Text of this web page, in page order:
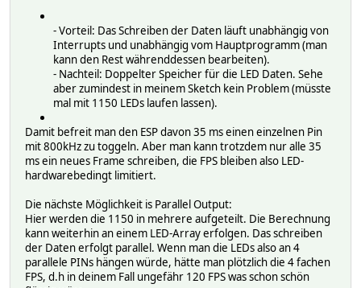
stripe_show();
delay(20);
void blinkerEffect() {
for(int i=xfrom; i<=yto; i++) {
stripe_setPixelColor(i,
}
stripe_show();
delay(myOn);
for(int i=xfrom; i<= yto; i++) {
stripe_setPixelColor(i, stripe_color(0,0,0));
stripe_show();
delay(myOff);
}
// Input a value 0 to 255 to get a color value.
// The colours are a transition r - g - b - back to r.
- Vorteil: Das Schreiben der Daten läuft unabhängig von
Interrupts und unabhängig vom Hauptprogramm (man
kann den Rest währenddessen bearbeiten).
- Nachteil: Doppelter Speicher für die LED Daten. Sehe
aber zumindest in meinem Sketch kein Problem (müsste
mal mit 1150 LEDs laufen lassen).
Damit befreit man den ESP davon 35 ms einen einzelnen Pin
mit 800kHz zu toggeln. Aber man kann trotzdem nur alle 35
ms ein neues Frame schreiben, die FPS bleiben also LED-
hardwarebedingt limitiert.
Die nächste Möglichkeit is Parallel Output:
Hier werden die 1150 in mehrere aufgeteilt. Die Berechnung
kann weiterhin an einem LED-Array erfolgen. Das schreiben
der Daten erfolgt parallel. Wenn man die LEDs also an 4
parallele PINs hängen würde, hätte man plötzlich die 4 fachen
FPS, d.h in deinem Fall ungefähr 120 FPS was schon schön